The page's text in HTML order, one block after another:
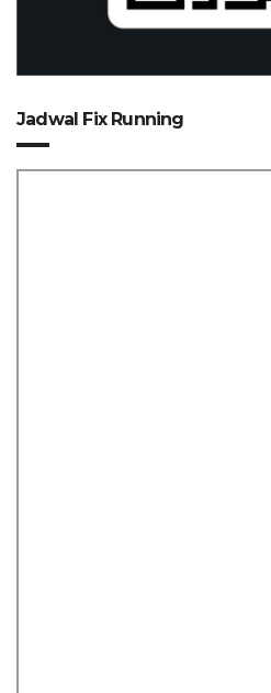
Jadwal Fix Running